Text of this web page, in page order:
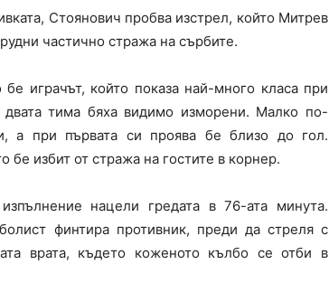
Стоянович пробва изстрел, който Митрев
частично стража на сърбите.
играчът, който показа най-много класа при
тима бяха видимо изморени. Малко по-
а при първата си проява бе близо до гол.
избит от стража на гостите в корнер.
нацели гредата в 76-ата минута.
финтира противник, преди да стреля с
врата, където коженото кълбо се отби в